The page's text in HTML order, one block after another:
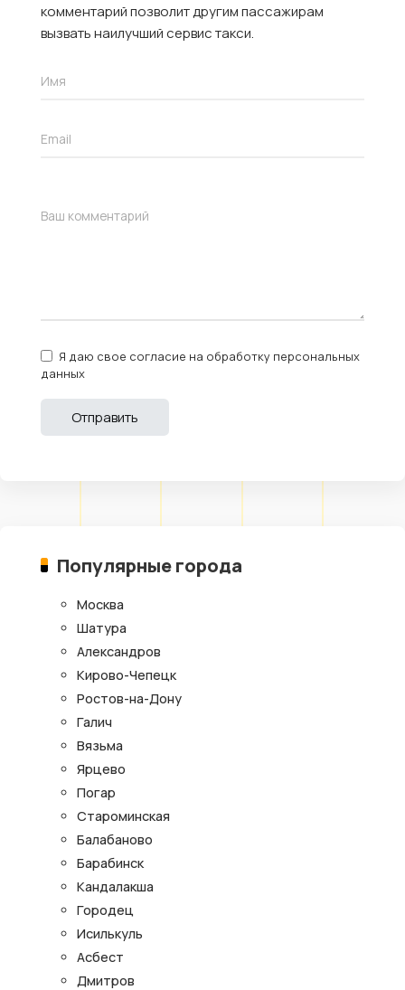
комментарий позволит другим пассажирам
вызвать наилучший сервис такси.
Я даю свое согласие на обработку персональных
данных
Популярные города
Москва
Шатура
Александров
Кирово-Чепецк
Ростов-на-Дону
Галич
Вязьма
Ярцево
Погар
Староминская
Балабаново
Барабинск
Кандалакша
Городец
Исилькуль
Асбест
Дмитров